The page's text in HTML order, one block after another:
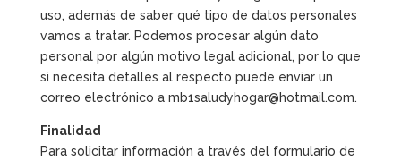
uso, además de saber qué tipo de datos personales
vamos a tratar. Podemos procesar algún dato
personal por algún motivo legal adicional, por lo que
si necesita detalles al respecto puede enviar un
correo electrónico a mb1saludyhogar@hotmail.com.
Finalidad
Para solicitar información a través del formulario de